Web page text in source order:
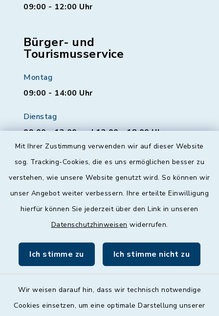
Mit Ihrer Zustimmung verwenden wir auf dieser Website
sog. Tracking-Cookies, die es uns ermöglichen besser zu
verstehen, wie unsere Website genutzt wird. So können wir
unser Angebot weiter verbessern. Ihre erteilte Einwilligung
hierfür können Sie jederzeit über den Link in unseren
Datenschutzhinweisen widerrufen.
Ich stimme zu Ich stimme nicht zu
Wir weisen darauf hin, dass wir technisch notwendige
Cookies einsetzen, um eine optimale Darstellung unserer
09:00 - 12:00 Uhr
Bürger- und
Tourismusservice
Montag
09:00 - 14:00 Uhr
Dienstag
09:00 - 12:00 und 13:00 - 18:00 Uhr
Donnerstag
09:00 - 12:00 und 13:00 - 18:00 Uhr
09:00 - 12:00 Uhr